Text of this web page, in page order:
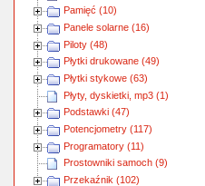
Pamięć (10)
Panele solarne (16)
Piloty (48)
Płytki drukowane (49)
Płytki stykowe (63)
Płyty, dyskietki, mp3 (1)
Podstawki (47)
Potencjometry (117)
Programatory (11)
Prostowniki samoch (9)
Przekaźnik (102)